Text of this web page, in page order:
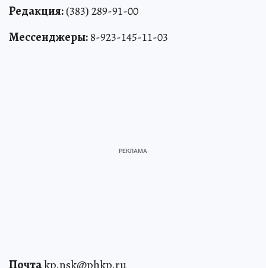
Редакция:(383) 289-91-00
Мессенджеры:8-923-145-11-03